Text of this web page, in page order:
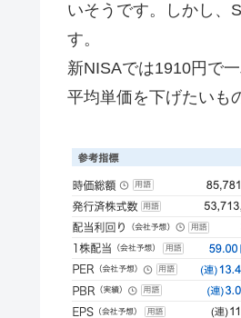
いそうです。しかし、
す。
新NISAでは1910円で
平均単価を下げたいも